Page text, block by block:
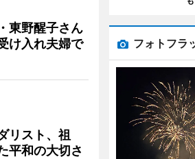
東野醒子さん
け入れ夫婦で
リスト、祖
平和の大切さ
フォトフラ